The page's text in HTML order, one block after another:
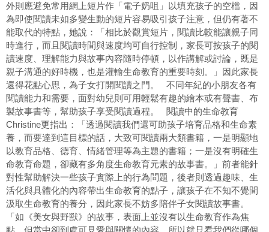
外則應避免常用網上短片作「電子奶咀」以填充孩子的空檔，因
為即使閱讀未如多變生動的短片容易吸引孩子注意，但仍有著不
能取代的特點，她說：「相比於觀賞短片，閱讀比較能讓親子同
時進行，而且閱讀時間與速度均可自行控制，家長可按孩子的閱
讀速度、理解能力與故事內容隨時停頓，以作講解或討論，既是
親子溝通的好時機，也是灌輸生命教育的重要時刻。」因此家長
還得花點心思，為子女打開閱讀之門。 不同年紀的小朋友各有
閱讀能力和需要，面對幼兒則可用輕鬆有趣的繪本或有聲書、布
製故事書等，幫助孩子享受閱讀過程。 閱讀中的生命教育
Christine更指出：「透過閱讀我們還可助孩子培育品格和生命素
養，而要達到這目標的話，大致可閱讀兩大類書籍，一是明顯地
以教育品格、德育、情緒管理等為主題的書籍；一是沒有明確生
命教育命題，卻藏有多角度生命教育元素的故事書。」前者能針
對性幫助解決一些孩子實際上的行為問題，後者則透過趣味、生
活化與具體化的內容帶出生命教育的點子，讓孩子在不知不覺間
汲取生命教育的養分，因此家長不妨多陪伴子女閱讀故事書。
「如《美女與野獸》的故事，表面上並沒有以生命教育作為焦
點，但當中卻到處可見愛與關懷的內容，所以就只看我們從哪個